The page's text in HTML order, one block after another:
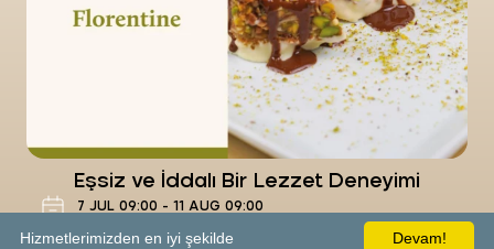
Renkli ve Dengeli Bir Uyum
Now
Eşsiz ve İddalı Bir Lezzet Deneyimi
7 JUL 09:00 - 11 AUG 09:00
Food&Drink Devam!
Hizmetlerimizden en iyi şekilde